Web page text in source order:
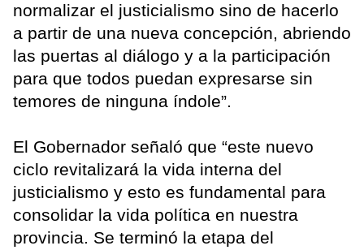
normalizar el justicialismo sino de hacerlo
a partir de una nueva concepción, abriendo
las puertas al diálogo y a la participación
para que todos puedan expresarse sin
temores de ninguna índole”.
El Gobernador señaló que “este nuevo
ciclo revitalizará la vida interna del
justicialismo y esto es fundamental para
consolidar la vida política en nuestra
provincia. Se terminó la etapa del